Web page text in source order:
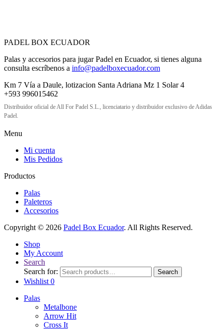
PADEL BOX ECUADOR
Palas y accesorios para jugar Padel en Ecuador, si tienes alguna
consulta escríbenos a info@padelboxecuador.com
Km 7 Vía a Daule, lotizacion Santa Adriana Mz 1 Solar 4
+593 996015462
Distribuidor oficial de All For Padel S.L., licenciatario y distribuidor exclusivo de Adidas
Padel.
Menu
Mi cuenta
Mis Pedidos
Productos
Palas
Paleteros
Accesorios
Copyright © 2026 Padel Box Ecuador. All Rights Reserved.
Shop
My Account
Search
Search for:
Search
Wishlist 0
Palas
Metalbone
Arrow Hit
Cross It